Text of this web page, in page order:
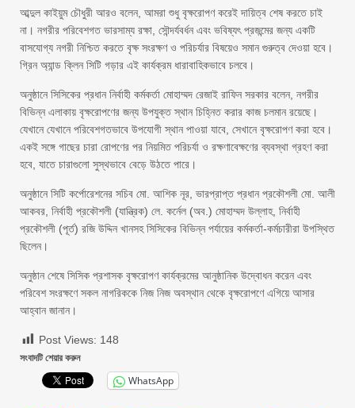
আব্দুল কাইয়ুম চৌধুরী আরও বলেন, আমরা শুধু বৃক্ষরোপণ করেই দায়িত্ব শেষ করতে চাই
না। নগরীর পরিবেশগত ভারসাম্য রক্ষা, সৌন্দর্যবর্ধন এবং ভবিষ্যৎ প্রজন্মের জন্য একটি
বাসযোগ্য নগরী নিশ্চিত করতে বৃক্ষ সংরক্ষণ ও পরিচর্যার বিষয়েও সমান গুরুত্ব দেওয়া হবে।
গ্রিন অ্যান্ড ক্লিন সিটি গড়ার এই কার্যক্রম ধারাবাহিকভাবে চলবে।
অনুষ্ঠানে সিসিকের প্রধান নির্বাহী কর্মকর্তা মোহাম্মদ রেজাই রাফিন সরকার বলেন, নগরীর
বিভিন্ন এলাকায় বৃক্ষরোপণের জন্য উপযুক্ত স্থান চিহ্নিত করার কাজ চলমান রয়েছে।
যেখানে যেখানে পরিবেশগতভাবে উপযোগী স্থান পাওয়া যাবে, সেখানে বৃক্ষরোপণ করা হবে।
একই সঙ্গে গাছের চারা রোপণের পর নিয়মিত পরিচর্যা ও রক্ষণাবেক্ষণের ব্যবস্থা গ্রহণ করা
হবে, যাতে চারাগুলো সুস্থভাবে বেড়ে উঠতে পারে।
অনুষ্ঠানে সিটি কর্পোরেশনের সচিব মো. আশিক নূর, ভারপ্রাপ্ত প্রধান প্রকৌশলী মো. আলী
আকবর, নির্বাহী প্রকৌশলী (যান্ত্রিক) লে. কর্নেল (অব.) মোহাম্মদ উল্লাহ, নির্বাহী
প্রকৌশলী (পূর্ত) রজি উদ্দিন খানসহ সিসিকের বিভিন্ন পর্যায়ের কর্মকর্তা-কর্মচারীরা উপস্থিত
ছিলেন।
অনুষ্ঠান শেষে সিসিক প্রশাসক বৃক্ষরোপণ কার্যক্রমের আনুষ্ঠানিক উদ্বোধন করেন এবং
পরিবেশ সংরক্ষণে সকল নাগরিককে নিজ নিজ অবস্থান থেকে বৃক্ষরোপণে এগিয়ে আসার
আহ্বান জানান।
Post Views: 148
সংবাদটি শেয়ার করুন
WhatsApp